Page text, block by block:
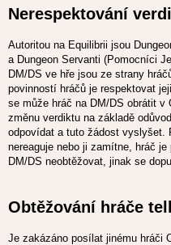
Nerespektování
Autoritou na Equilibrii jsou
a Dungeon Servanti (Pomocníci
DM/DS ve hře jsou ze strany
povinností hráčů je respektovat
se může hráč na DM/DS obrátit
změnu verdiktu na základě
odpovídat a tuto žádost vyslyšet.
nereaguje nebo ji zamítne, hráč
DM/DS neobtěžovat, jinak se
Obtěžování hráče
Je zakázáno posílat jinému hráči